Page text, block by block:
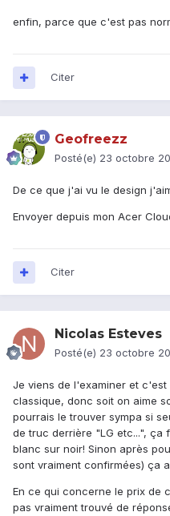
enfin, parce que c'est pas
Citer
Geofreezz
Posté(e) 23 octobre
De ce que j'ai vu le design
Envoyer depuis mon Acer
Citer
Nicolas Esteves
Posté(e) 23 octobre
Je viens de l'examiner et
classique, donc soit on aime
pourrais le trouver sympa si
de truc derrière "LG etc...", ça
blanc sur noir! Sinon après
sont vraiment confirmées) ça
En ce qui concerne le prix de
pas vraiment trouvé de